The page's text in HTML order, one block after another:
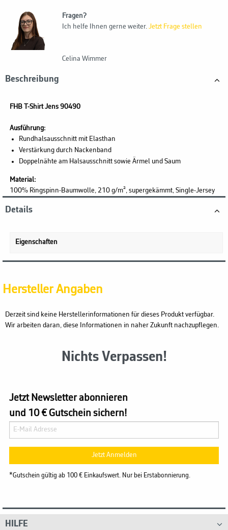
Fragen?
Ich helfe Ihnen gerne weiter. Jetzt Frage stellen
Celina Wimmer
Beschreibung
FHB T-Shirt Jens 90490
Ausführung:
Rundhalsausschnitt mit Elasthan
Verstärkung durch Nackenband
Doppelnähte am Halsausschnitt sowie Ärmel und Saum
Material:
100% Ringspinn-Baumwolle, 210 g/m², supergekämmt, Single-Jersey
Details
Eigenschaften
Hersteller Angaben
Derzeit sind keine Herstellerinformationen für dieses Produkt verfügbar.
Wir arbeiten daran, diese Informationen in naher Zukunft nachzupflegen.
Nichts Verpassen!
Jetzt Newsletter abonnieren
und 10 € Gutschein sichern!
Jetzt Anmelden
*Gutschein gültig ab 100 € Einkaufswert. Nur bei Erstabonnierung.
HILFE